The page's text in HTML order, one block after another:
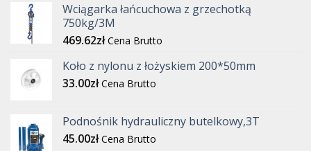
Wciągarka łańcuchowa z grzechotką
750kg/3M
469.62zł Cena Brutto
Koło z nylonu z łożyskiem 200*50mm
33.00zł Cena Brutto
Podnośnik hydrauliczny butelkowy,3T
45.00zł Cena Brutto